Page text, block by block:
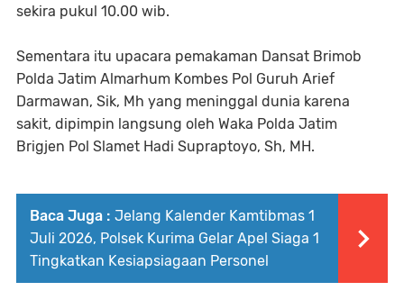
sekira pukul 10.00 wib.
Sementara itu upacara pemakaman Dansat Brimob
Polda Jatim Almarhum Kombes Pol Guruh Arief
Darmawan, Sik, Mh yang meninggal dunia karena
sakit, dipimpin langsung oleh Waka Polda Jatim
Brigjen Pol Slamet Hadi Supraptoyo, Sh, MH.
Baca Juga : ‎Jelang Kalender Kamtibmas 1
Juli 2026, Polsek Kurima Gelar Apel Siaga 1
Tingkatkan Kesiapsiagaan Personel ‎ ‎